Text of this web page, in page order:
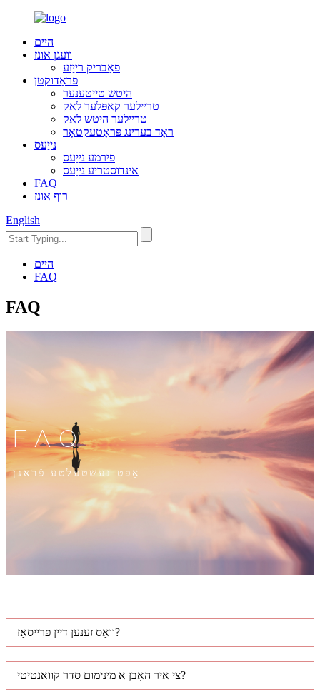
היים
וועגן אונז
פאַבריק רייַזע
פּראָדוקטן
היטש טייטענער
טריילער קאַפּלער לאַק
טריילער היטש לאַק
ראָד בערינג פּראָטעקטאָר
נייַעס
פירמע נייַעס
אינדוסטריע נייַעס
FAQ
רוף אונז
English
היים
FAQ
FAQ
FAQ
אָפט געשטעלטע פֿראגן
וואָס זענען דיין פּרייסאַז?
צי איר האָבן אַ מינימום סדר קוואַנטיטי?